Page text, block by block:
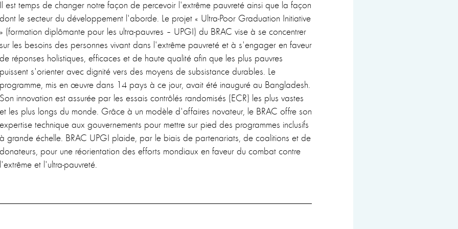
est temps de changer notre façon de percevoir l'extrême pauvreté ainsi que la façon
le secteur du développement l'aborde. Le projet « Ultra-Poor Graduation Initiative
(formation diplômante pour les ultra-pauvres – UPGI) du BRAC vise à se concentrer
les besoins des personnes vivant dans l'extrême pauvreté et à s'engager en faveur
réponses holistiques, efficaces et de haute qualité afin que les plus pauvres
s'orienter avec dignité vers des moyens de subsistance durables. Le
mis en œuvre dans 14 pays à ce jour, avait été inauguré au Bangladesh.
innovation est assurée par les essais contrôlés randomisés (ECR) les plus vastes
les plus longs du monde. Grâce à un modèle d'affaires novateur, le BRAC offre son
technique aux gouvernements pour mettre sur pied des programmes inclusifs
grande échelle. BRAC UPGI plaide, par le biais de partenariats, de coalitions et de
pour une réorientation des efforts mondiaux en faveur du combat contre
et l'ultra-pauvreté.